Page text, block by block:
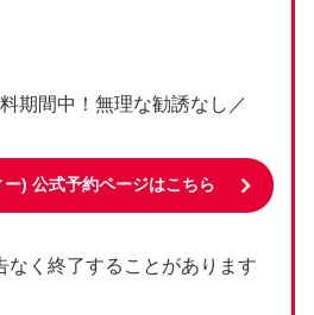
期間中！無理な勧誘なし／
ー) 公式予約ページはこちら
なく終了することがあります